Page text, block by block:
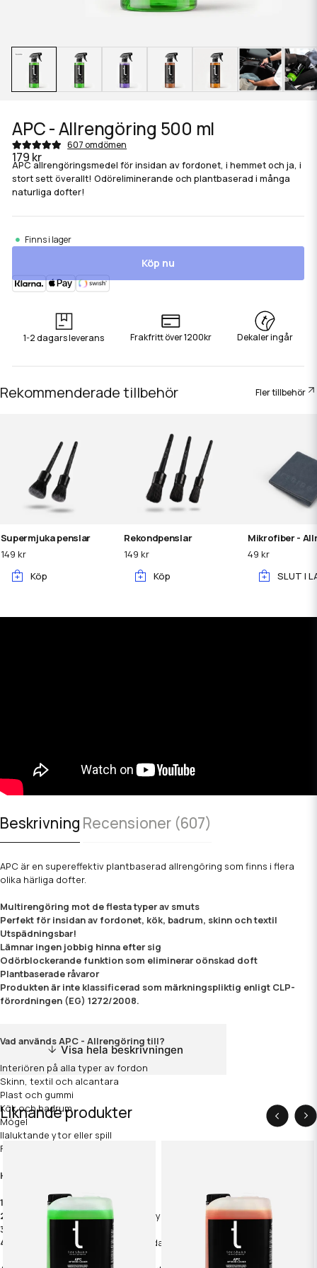
APC - Allrengöring 500 ml
607 omdömen
179 kr
APC allrengöringsmedel för insidan av fordonet, i hemmet och ja, i
stort sett överallt! Odöreliminerande och plantbaserad i många
naturliga dofter!
Finns i lager
Köp nu
1-2 dagars leverans Frakfritt över 1200kr Dekaler ingår
Rekommenderade tillbehör Fler tillbehör
Supermjuka penslar
149 kr
Köp
Rekondpenslar
149 kr
Köp
Mikrofiber -
49 kr
SLUT I
Beskrivning Recensioner (607)
APC är en supereffektiv plantbaserad allrengöring som finns i flera
olika härliga dofter.
Multirengöring mot de flesta typer av smuts
Perfekt för insidan av fordonet, kök, badrum, skinn och textil
Utspädningsbar!
Lämnar ingen jobbig hinna efter sig
Odörblockerande funktion som eliminerar oönskad doft
Plantbaserade råvaror
Produkten är inte klassificerad som märkningspliktig enligt CLP-
förordningen (EG) 1272/2008.
Vad används APC - Allrengöring till?
Interiören på alla typer av fordon
Skinn, textil och alcantara
Plast och gummi
Kök och badrum
Mögel
Ilaluktande ytor eller spill
Fungerar på nästan allt
Hur används APC - Allrengöring
1.
Duscha på valfri yta (eller i duk)
2.
Använd borste för att rugga upp ytan om det är mycket skitigt
3.
Torka av med mikrofiberduk
4.
Ja jag vet, superenkel att använda!
Visa hela beskrivningen
Liknande produkter